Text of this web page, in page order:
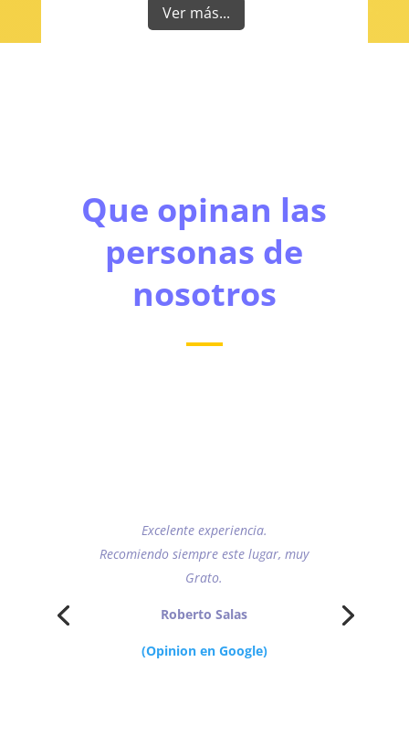
Ver más...
Que opinan las
personas de
nosotros
Excelente experiencia.
Recomiendo siempre este lugar, muy
Grato.
Roberto Salas
(Opinion en Google)